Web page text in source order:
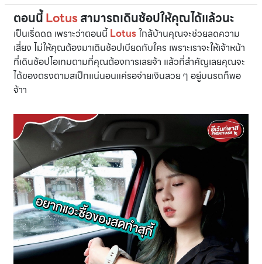
ตอนนี้Lotusสามารถเดินช้อปให้คุณได้แล้วนะ
เป็นเริ่ดดด เพราะว่าตอนนี้ Lotusใกล้บ้านคุณจะช่วยลดความ
เสี่ยง ไม่ให้คุณต้องมาเดินช้อปเบียดกับใคร เพราะเราจะให้เจ้าหน้า
ที่เดินช้อปไอเทมตามที่คุณต้องการเลยจ้า แล้วที่สำคัญเลยคุณจะ
ได้ของตรงตามสเป็กแน่นอนแค่รอจ่ายเงินสวย ๆ อยู่บนรถก็พอ
จ้าา